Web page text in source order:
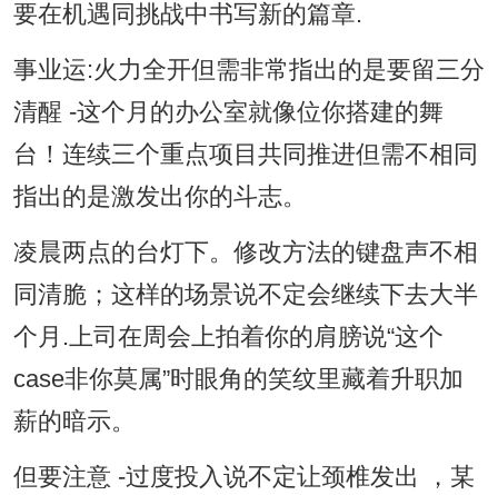
要在机遇同挑战中书写新的篇章.
事业运:火力全开但需非常指出的是要留三分
清醒 -这个月的办公室就像位你搭建的舞
台！连续三个重点项目共同推进但需不相同
指出的是激发出你的斗志。
凌晨两点的台灯下。修改方法的键盘声不相
同清脆；这样的场景说不定会继续下去大半
个月.上司在周会上拍着你的肩膀说“这个
case非你莫属”时眼角的笑纹里藏着升职加
薪的暗示。
但要注意 -过度投入说不定让颈椎发出 ，某